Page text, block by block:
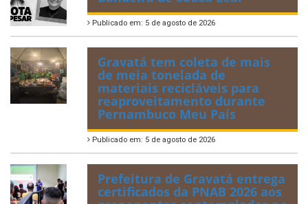
Publicado em: 5 de agosto de 2026
Gravatá tem coleta de mais
de meia tonelada de
materiais recicláveis para
reaproveitamento durante
Pernambuco Meu País
Publicado em: 5 de agosto de 2026
Prefeitura de Gravatá entrega
certificados da PNAB 2026 aos